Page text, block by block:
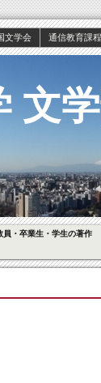
文学会 通信教育課程
文
員・卒業生・学生の著作